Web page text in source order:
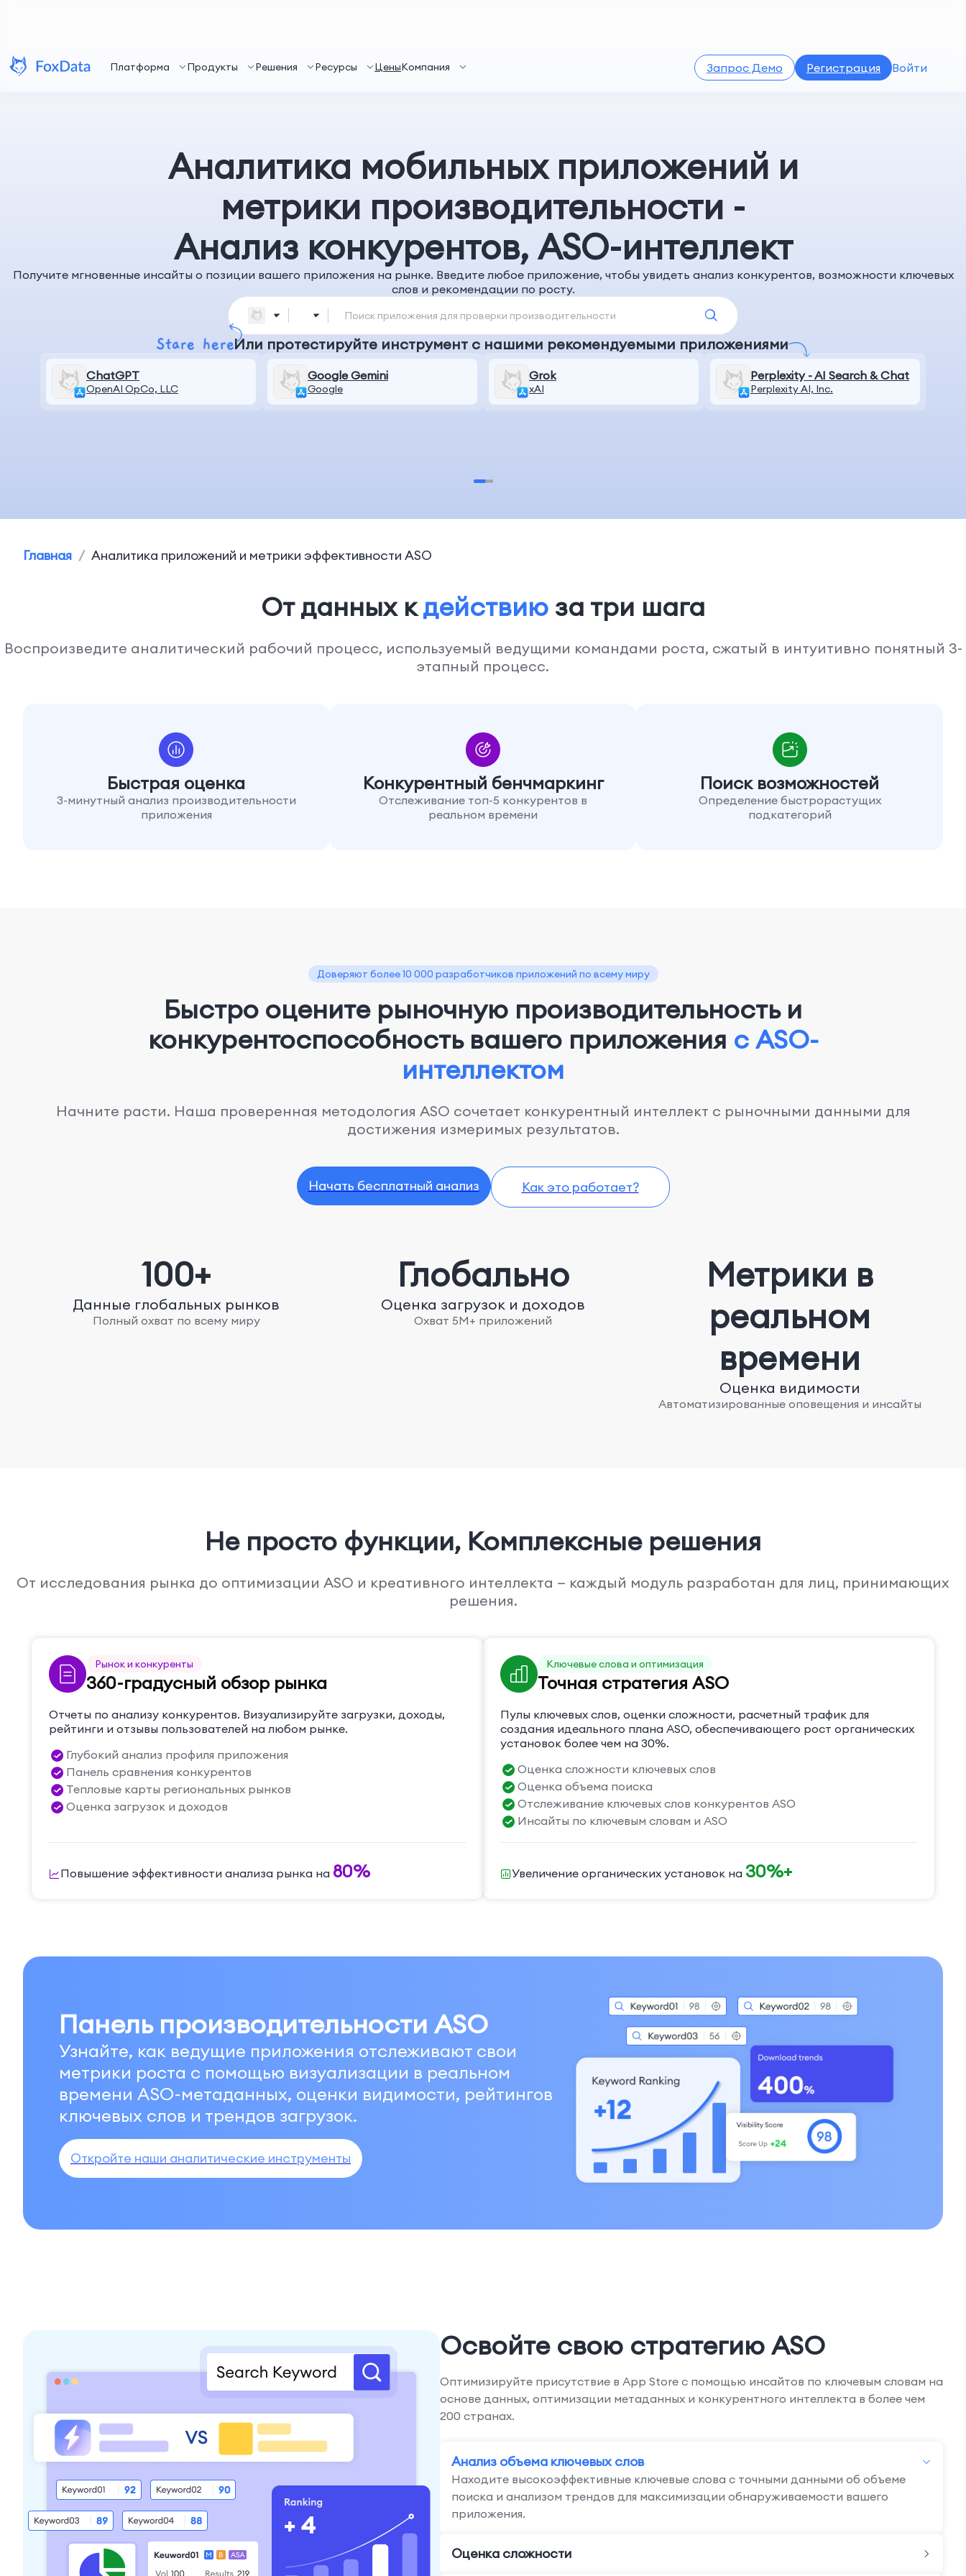
Платформа Продукты Решения Ресурсы ЦеныКомпания Запрос Демо Регистрация Войти
Аналитика мобильных приложений и
метрики производительности -
Анализ конкурентов, ASO-интеллект
Получите мгновенные инсайты о позиции вашего приложения на рынке. Введите любое приложение, чтобы увидеть анализ конкурентов, возможности ключевых
слов и рекомендации по росту.
Или протестируйте инструмент с нашими рекомендуемыми приложениями
ChatGPT
OpenAI OpCo, LLC
Google Gemini
Google
Grok
xAI
Perplexity - AI Search & Chat
Perplexity AI, Inc.
Главная / Аналитика приложений и метрики эффективности ASO
От данных кдействию за три шага
Воспроизведите аналитический рабочий процесс, используемый ведущими командами роста, сжатый в интуитивно понятный 3-
этапный процесс.
Быстрая оценка
3-минутный анализ производительности
приложения
Конкурентный бенчмаркинг
Отслеживание топ-5 конкурентов в
реальном времени
Поиск возможностей
Определение быстрорастущих
подкатегорий
Доверяют более 10 000 разработчиков приложений по всему миру
Быстро оцените рыночную производительность и
конкурентоспособность вашего приложения с ASO-
интеллектом
Начните расти. Наша проверенная методология ASO сочетает конкурентный интеллект с рыночными данными для
достижения измеримых результатов.
Начать бесплатный анализ Как это работает?
100+
Данные глобальных рынков
Полный охват по всему миру
Глобально
Оценка загрузок и доходов
Охват 5М+ приложений
Метрики в
реальном
времени
Оценка видимости
Автоматизированные оповещения и инсайты
Не просто функции, Комплексные решения
От исследования рынка до оптимизации ASO и креативного интеллекта — каждый модуль разработан для лиц, принимающих
решения.
Рынок и конкуренты
360-градусный обзор рынка
Отчеты по анализу конкурентов. Визуализируйте загрузки, доходы,
рейтинги и отзывы пользователей на любом рынке.
Глубокий анализ профиля приложения
Панель сравнения конкурентов
Тепловые карты региональных рынков
Оценка загрузок и доходов
Повышение эффективности анализа рынка на 80%
Ключевые слова и оптимизация
Точная стратегия ASO
Пулы ключевых слов, оценки сложности, расчетный трафик для
создания идеального плана ASO, обеспечивающего рост органических
установок более чем на 30%.
Оценка сложности ключевых слов
Оценка объема поиска
Отслеживание ключевых слов конкурентов ASO
Инсайты по ключевым словам и ASO
Увеличение органических установок на 30%+
Панель производительности ASO
Узнайте, как ведущие приложения отслеживают свои
метрики роста с помощью визуализации в реальном
времени ASO-метаданных, оценки видимости, рейтингов
ключевых слов и трендов загрузок.
Откройте наши аналитические инструменты
Освойте свою стратегию ASO
Оптимизируйте присутствие в App Store с помощью инсайтов по ключевым словам на
основе данных, оптимизации метаданных и конкурентного интеллекта в более чем
200 странах.
Анализ объема ключевых слов
Находите высокоэффективные ключевые слова с точными данными об объеме
поиска и анализом трендов для максимизации обнаруживаемости вашего
приложения.
Оценка сложности